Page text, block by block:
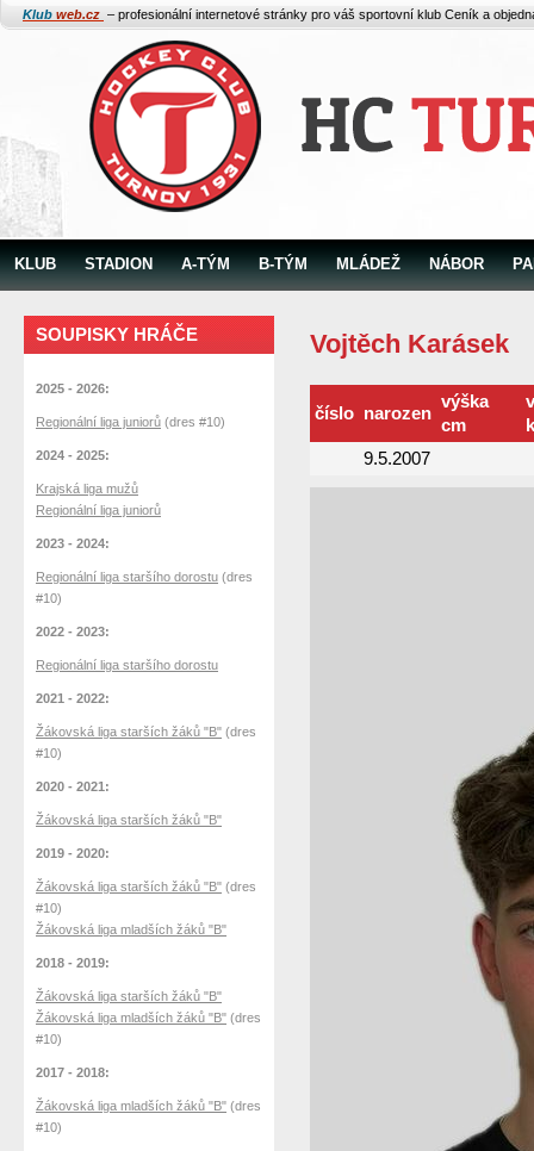
Klub web.cz – profesionální internetové stránky pro váš sportovní klub Ceník a
KLUB STADION A-TÝM B-TÝM MLÁDEŽ NÁBOR
Vojtěch Karásek
číslo narozen
výška
cm
9.5.2007
SOUPISKY HRÁČE
2025 - 2026:
Regionální liga juniorů (dres #10)
2024 - 2025:
Krajská liga mužů
Regionální liga juniorů
2023 - 2024:
Regionální liga staršího dorostu (dres
#10)
2022 - 2023:
Regionální liga staršího dorostu
2021 - 2022:
Žákovská liga starších žáků "B" (dres
#10)
2020 - 2021:
Žákovská liga starších žáků "B"
2019 - 2020:
Žákovská liga starších žáků "B" (dres
#10)
Žákovská liga mladších žáků "B"
2018 - 2019:
Žákovská liga starších žáků "B"
Žákovská liga mladších žáků "B" (dres
#10)
2017 - 2018:
Žákovská liga mladších žáků "B" (dres
#10)